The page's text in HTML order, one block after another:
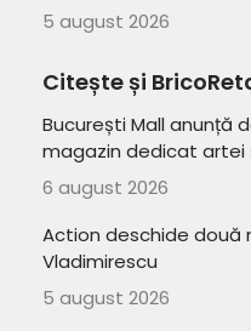
5 august 2026
Citește și
București Mall anunță
magazin dedicat artei
6 august 2026
Action deschide două
Vladimirescu
5 august 2026